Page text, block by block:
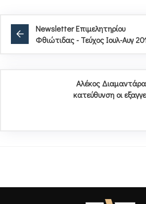
Newsletter Επιμελητηρίου
Φθιώτιδας - Τεύχος Ιουλ-Αυγ
Αλέκος
κατεύθυνση οι